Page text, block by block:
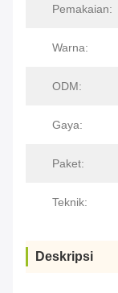
Pemakaian:
Warna:
ODM:
Gaya:
Paket:
Teknik:
Deskripsi